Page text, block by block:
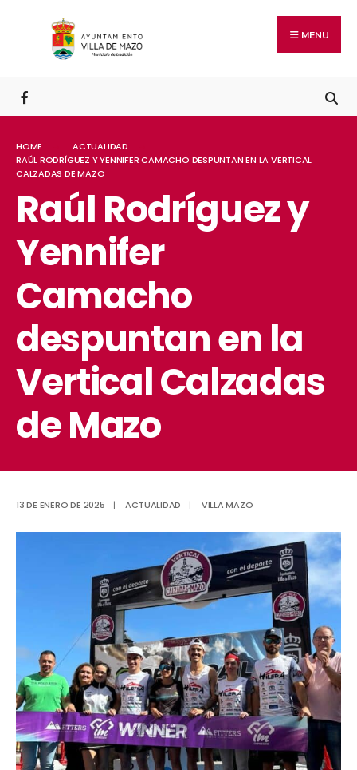
MENU
HOME
ACTUALIDAD
RAÚL RODRÍGUEZ Y YENNIFER CAMACHO DESPUNTAN EN LA VERTICAL
CALZADAS DE MAZO
Raúl Rodríguez y
Yennifer
Camacho
despuntan en la
Vertical Calzadas
de Mazo
13 DE ENERO DE 2025 | ACTUALIDAD | VILLA MAZO